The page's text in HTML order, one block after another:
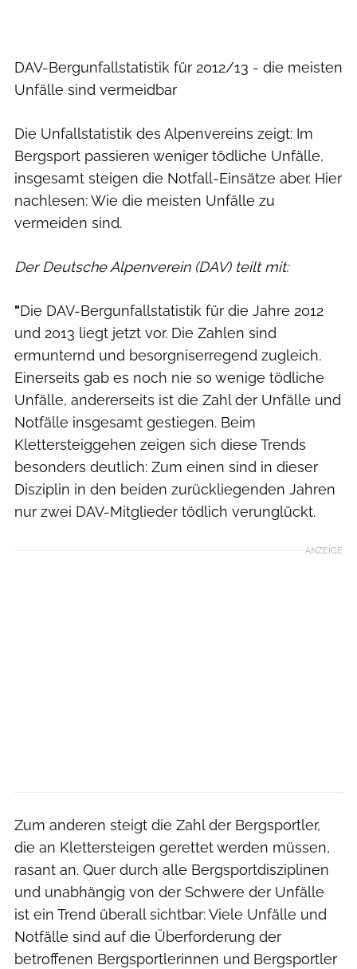
DAV-Bergunfallstatistik für 2012/13 - die meisten
Unfälle sind vermeidbar
Die Unfallstatistik des Alpenvereins zeigt: Im
Bergsport passieren weniger tödliche Unfälle,
insgesamt steigen die Notfall-Einsätze aber. Hier
nachlesen: Wie die meisten Unfälle zu
vermeiden sind.
Der Deutsche Alpenverein (DAV) teilt mit:
"Die DAV-Bergunfallstatistik für die Jahre 2012
und 2013 liegt jetzt vor. Die Zahlen sind
ermunternd und besorgniserregend zugleich.
Einerseits gab es noch nie so wenige tödliche
Unfälle, andererseits ist die Zahl der Unfälle und
Notfälle insgesamt gestiegen. Beim
Klettersteiggehen zeigen sich diese Trends
besonders deutlich: Zum einen sind in dieser
Disziplin in den beiden zurückliegenden Jahren
nur zwei DAV-Mitglieder tödlich verunglückt.
ANZEIGE
Zum anderen steigt die Zahl der Bergsportler,
die an Klettersteigen gerettet werden müssen,
rasant an. Quer durch alle Bergsportdisziplinen
und unabhängig von der Schwere der Unfälle
ist ein Trend überall sichtbar: Viele Unfälle und
Notfälle sind auf die Überforderung der
betroffenen Bergsportlerinnen und Bergsportler